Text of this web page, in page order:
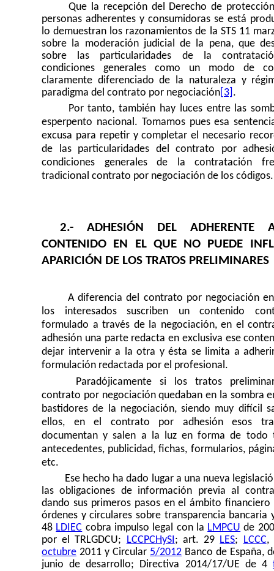
Que la recepción del Derecho de
personas adherentes y consumidoras se está
lo demuestran los razonamientos de la STS 11
sobre la moderación judicial de la pena, que
sobre las particularidades de la
condiciones generales como un modo de
claramente diferenciado de la naturaleza y
paradigma del contrato por negociación [3] .
Por tanto, también hay luces entre las
esperpento nacional. Tomamos pues esa
excusa para repetir y completar el necesario
de las particularidades del contrato por
condiciones generales de la contratación
tradicional contrato por negociación de los códigos.
2.- ADHESIÓN DEL ADHERENTE
CONTENIDO EN EL QUE NO PUEDE
APARICIÓN DE LOS TRATOS PRELIMINARES
A diferencia del contrato por negociación
los interesados suscriben un contenido
formulado a través de la negociación, en el
adhesión una parte redacta en exclusiva ese
dejar intervenir a la otra y ésta se limita a
formulación redactada por el profesional.
Paradójicamente si los tratos
contrato por negociación quedaban en la sombra
bastidores de la negociación, siendo muy difícil
ellos, en el contrato por adhesión esos
documentan y salen a la luz en forma de todo
antecedentes, publicidad, fichas, formularios,
etc.
Ese hecho ha dado lugar a una nueva
las obligaciones de información previa al
dando sus primeros pasos en el ámbito financiero
órdenes y circulares sobre transparencia bancaria
48 LDIEC cobra impulso legal con la LMPCU de
por el TRLGDCU; LCCPCHySI; art. 29 LES; LCCC,
octubre 2011 y Circular 5/2012 Banco de España,
junio de desarrollo; Directiva 2014/17/UE de 4